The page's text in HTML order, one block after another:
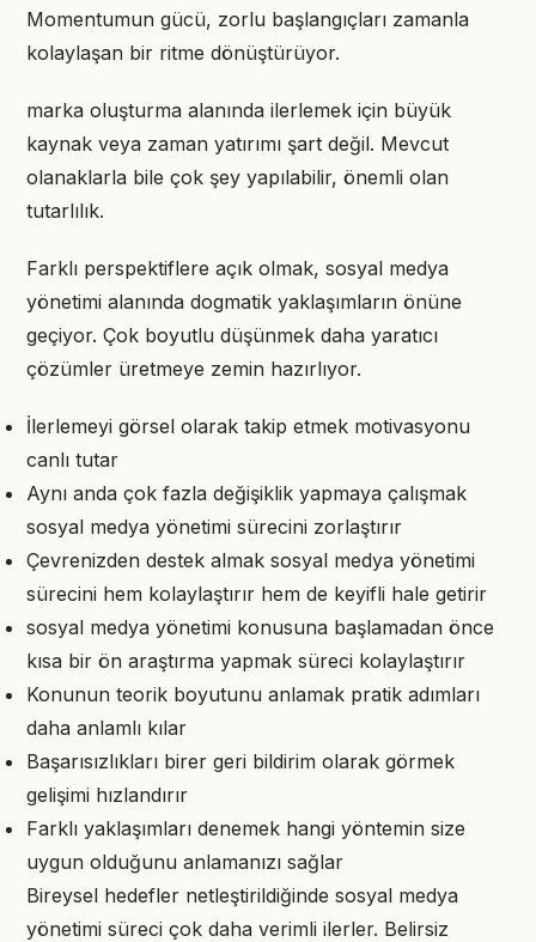
Momentumun gücü, zorlu başlangıçları zamanla
kolaylaşan bir ritme dönüştürüyor.
marka oluşturma alanında ilerlemek için büyük
kaynak veya zaman yatırımı şart değil. Mevcut
olanaklarla bile çok şey yapılabilir, önemli olan
tutarlılık.
Farklı perspektiflere açık olmak, sosyal medya
yönetimi alanında dogmatik yaklaşımların önüne
geçiyor. Çok boyutlu düşünmek daha yaratıcı
çözümler üretmeye zemin hazırlıyor.
İlerlemeyi görsel olarak takip etmek motivasyonu
canlı tutar
Aynı anda çok fazla değişiklik yapmaya çalışmak
sosyal medya yönetimi sürecini zorlaştırır
Çevrenizden destek almak sosyal medya yönetimi
sürecini hem kolaylaştırır hem de keyifli hale getirir
sosyal medya yönetimi konusuna başlamadan önce
kısa bir ön araştırma yapmak süreci kolaylaştırır
Konunun teorik boyutunu anlamak pratik adımları
daha anlamlı kılar
Başarısızlıkları birer geri bildirim olarak görmek
gelişimi hızlandırır
Farklı yaklaşımları denemek hangi yöntemin size
uygun olduğunu anlamanızı sağlar
Bireysel hedefler netleştirildiğinde sosyal medya
yönetimi süreci çok daha verimli ilerler. Belirsiz